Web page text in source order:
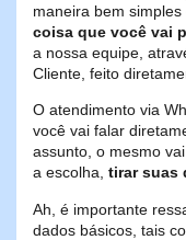
maneira bem
coisa que você vai
a nossa equipe,
Cliente, feito
O atendimento via
você vai falar
assunto, o mesmo
a escolha, tirar suas
Ah, é importante
dados básicos, tais